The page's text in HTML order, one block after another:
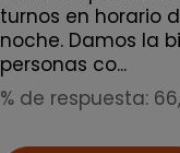
turnos en horario
noche. Damos la
personas co...
% de respuesta: